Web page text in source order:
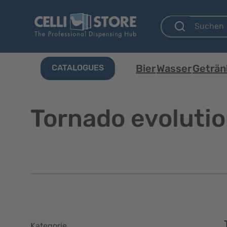
CATALOGUES BierWasser
Tornado